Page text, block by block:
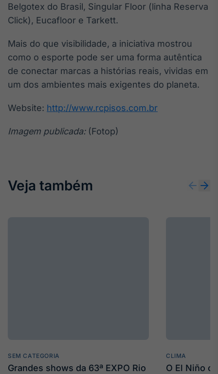
Investimentos
Tokenização
Em breve
Belgotex do Brasil, Singular Floor (linha Reserva
Click), Eucafloor e Tarkett.
Mais do que visibilidade, a iniciativa mostrou
como o esporte pode ser uma forma autêntica
de conectar marcas a histórias reais, vividas em
um dos ambientes mais exigentes do planeta.
Website: http://www.rcpisos.com.br
Imagem publicada:(Fotop)
Veja também
SEM CATEGORIA
Grandes shows da 63ª EXPO Rio
CLIMA
O El Niño